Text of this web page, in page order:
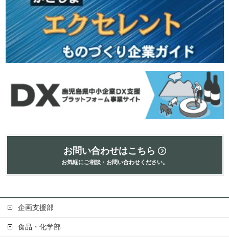
お問い合わせはこちら
お気軽にご相談・お問い合わせください。
企画支援部
食品・化学部